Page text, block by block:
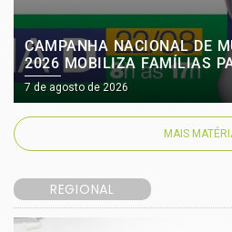
CAMPANHA NACIONAL DE
2026 MOBILIZA FAMÍLIAS
DA CADERNETA VACINAL EM
7 de agosto de 2026
MAIS
REGIONAL